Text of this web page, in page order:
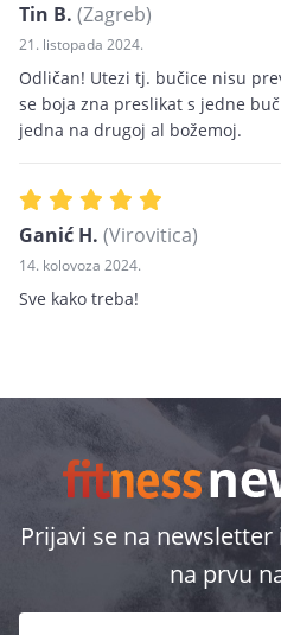
Tin B. (Zagreb)
21. listopada 2024.
Odličan! Utezi tj. bučice nisu
se boja zna preslikat s jedne
jedna na drugoj al božemoj.
Ganić H. (Virovitica)
14. kolovoza 2024.
Sve kako treba!
Prijavi se na
na prvu